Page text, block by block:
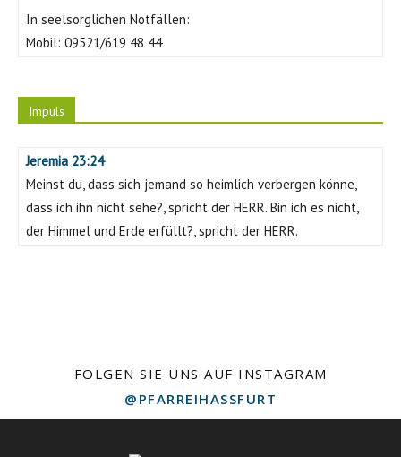
In seelsorglichen Notfällen:
Mobil: 09521/619 48 44
Impuls
Jeremia 23:24
Meinst du, dass sich jemand so heimlich verbergen könne,
dass ich ihn nicht sehe?, spricht der HERR. Bin ich es nicht,
der Himmel und Erde erfüllt?, spricht der HERR.
FOLGEN SIE UNS AUF INSTAGRAM
@PFARREIHASSFURT